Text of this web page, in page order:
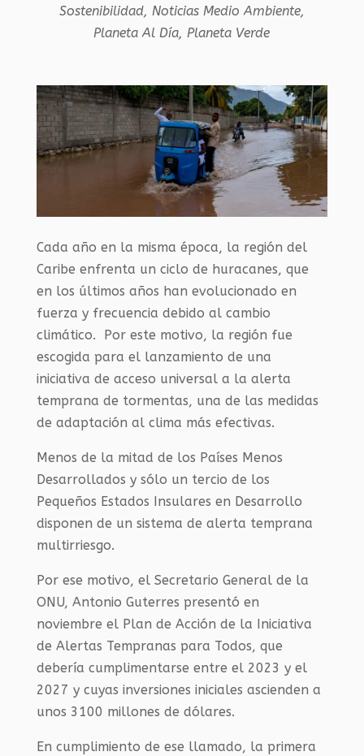
Sostenibilidad, Noticias Medio Ambiente,
Planeta Al Día,Planeta Verde
Cada año en la misma época, la región del
Caribe enfrenta un ciclo de huracanes, que
en los últimos años han evolucionado en
fuerza y frecuencia debido al cambio
climático. Por este motivo, la región fue
escogida para el lanzamiento de una
iniciativa de acceso universal a la alerta
temprana de tormentas, una de las medidas
de adaptación al clima más efectivas.
Menos de la mitad de los Países Menos
Desarrollados y sólo un tercio de los
Pequeños Estados Insulares en Desarrollo
disponen de un sistema de alerta temprana
multirriesgo.
Por ese motivo, el Secretario General de la
ONU, Antonio Guterres presentó en
noviembre el Plan de Acción de la Iniciativa
de Alertas Tempranas para Todos, que
debería cumplimentarse entre el 2023 y el
2027 y cuyas inversiones iniciales ascienden a
unos 3100 millones de dólares.
En cumplimiento de ese llamado, la primera